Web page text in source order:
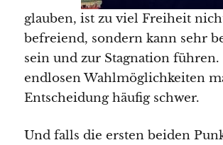
glauben, ist zu viel Freiheit
befreiend, sondern kann sehr
sein und zur Stagnation
endlosen Wahlmöglichkeiten
Entscheidung häufig schwer.
Und falls die ersten beiden